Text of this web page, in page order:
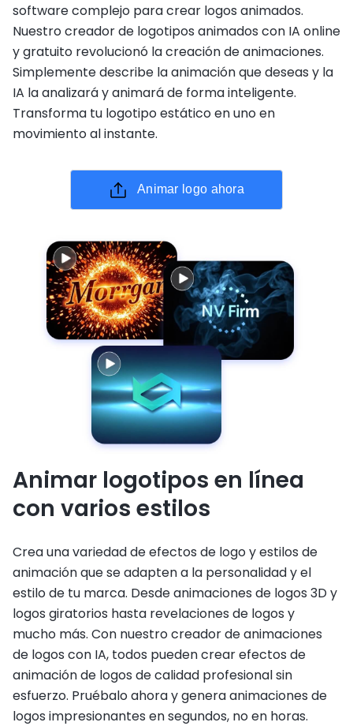
software complejo para crear logos animados.
Nuestro creador de logotipos animados con IA online
y gratuito revolucionó la creación de animaciones.
Simplemente describe la animación que deseas y la
IA la analizará y animará de forma inteligente.
Transforma tu logotipo estático en uno en
movimiento al instante.
Animar logo ahora
Animar logotipos en línea
con varios estilos
Crea una variedad de efectos de logo y estilos de
animación que se adapten a la personalidad y el
estilo de tu marca. Desde animaciones de logos 3D y
logos giratorios hasta revelaciones de logos y
mucho más. Con nuestro creador de animaciones
de logos con IA, todos pueden crear efectos de
animación de logos de calidad profesional sin
esfuerzo. Pruébalo ahora y genera animaciones de
logos impresionantes en segundos, no en horas.